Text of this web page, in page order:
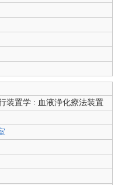
装置学 : 血液浄化療法装置